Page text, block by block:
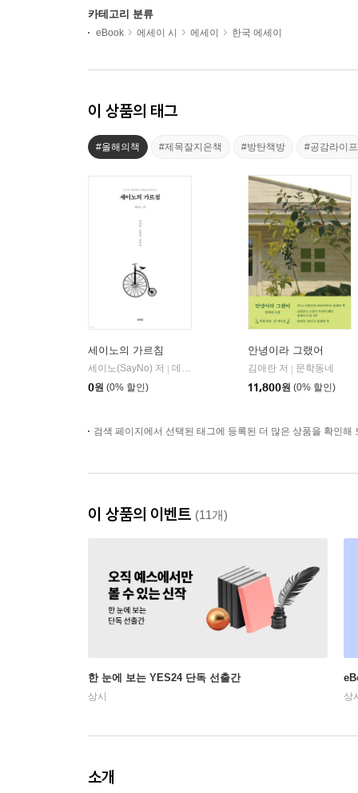
카테고리 분류
eBook 에세이 시 에세이 한국 에세이
이 상품의 태그
#올해의책 #제목잘지은책 #방탄책방 #공감라이프
세이노의 가르침
세이노(SayNo) 저
데이원
0원 (0% 할인)
안녕이라 그랬어
김애란 저
문학동네
11,800원 (0% 할인)
검색 페이지에서 선택된 태그에 등록된 더 많은 상품을 확인해
이 상품의 이벤트 (11개)
한 눈에 보는 YES24 단독 선출간
상시 상
소개